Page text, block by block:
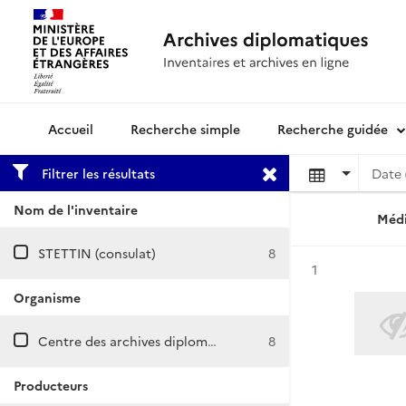
Archives diplomatiquesRecherche simple Recherche guidée
Filtrer les résultats
Nom de l'inventaire
STETTIN (consulat) 8
Organisme
Centre des archives diplomatiques de Nantes 8
Producteurs
Date
Résultat n°
1